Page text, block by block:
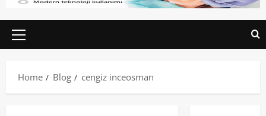
Home Blog cengiz inceosman